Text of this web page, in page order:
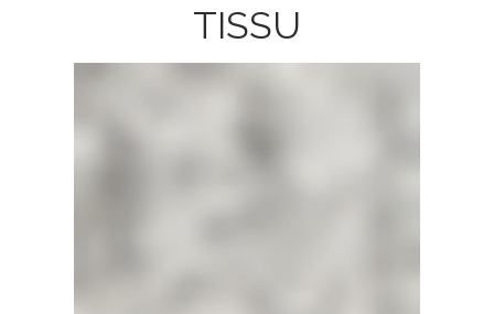
TISSU